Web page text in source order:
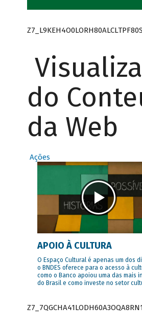
do
da Web
Ações
APOIO À CULTURA
O Espaço Cultural é apenas um dos
o BNDES oferece para o acesso à
como o Banco apoiou uma das mais
do Brasil e como investe no setor